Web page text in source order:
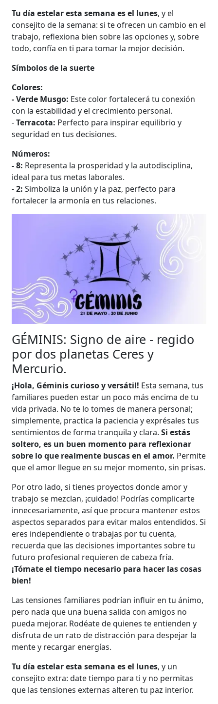
Tu día estelar esta semana es el lunes, y el
consejito de la semana: si te ofrecen un cambio en el
trabajo, reflexiona bien sobre las opciones y, sobre
todo, confía en ti para tomar la mejor decisión.
Símbolos de la suerte
Colores:
- Verde Musgo: Este color fortalecerá tu conexión
con la estabilidad y el crecimiento personal.
-Terracota: Perfecto para inspirar equilibrio y
seguridad en tus decisiones.
Números:
- 8: Representa la prosperidad y la autodisciplina,
ideal para tus metas laborales.
-2: Simboliza la unión y la paz, perfecto para
fortalecer la armonía en tus relaciones.
GÉMINIS: Signo de aire - regido
por dos planetas Ceres y
Mercurio.
¡Hola, Géminis curioso y versátil! Esta semana, tus
familiares pueden estar un poco más encima de tu
vida privada. No te lo tomes de manera personal;
simplemente, practica la paciencia y exprésales tus
sentimientos de forma tranquila y clara. Si estás
soltero, es un buen momento para reflexionar
sobre lo que realmente buscas en el amor. Permite
que el amor llegue en su mejor momento, sin prisas.
Por otro lado, si tienes proyectos donde amor y
trabajo se mezclan, ¡cuidado! Podrías complicarte
innecesariamente, así que procura mantener estos
aspectos separados para evitar malos entendidos. Si
eres independiente o trabajas por tu cuenta,
recuerda que las decisiones importantes sobre tu
futuro profesional requieren de cabeza fría.
¡Tómate el tiempo necesario para hacer las cosas
bien!
Las tensiones familiares podrían influir en tu ánimo,
pero nada que una buena salida con amigos no
pueda mejorar. Rodéate de quienes te entienden y
disfruta de un rato de distracción para despejar la
mente y recargar energías.
Tu día estelar esta semana es el lunes, y un
consejito extra: date tiempo para ti y no permitas
que las tensiones externas alteren tu paz interior.